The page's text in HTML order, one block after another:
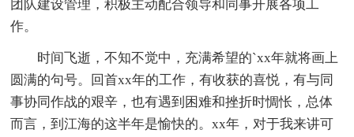
团队建设管理，积极主动配合领导和同事开展各项工
作。
时间飞逝，不知不觉中，充满希望的`xx年就将画上
圆满的句号。回首xx年的工作，有收获的喜悦，有与同
事协同作战的艰辛，也有遇到困难和挫折时惆怅，总体
而言，到江海的这半年是愉快的。xx年，对于我来讲可